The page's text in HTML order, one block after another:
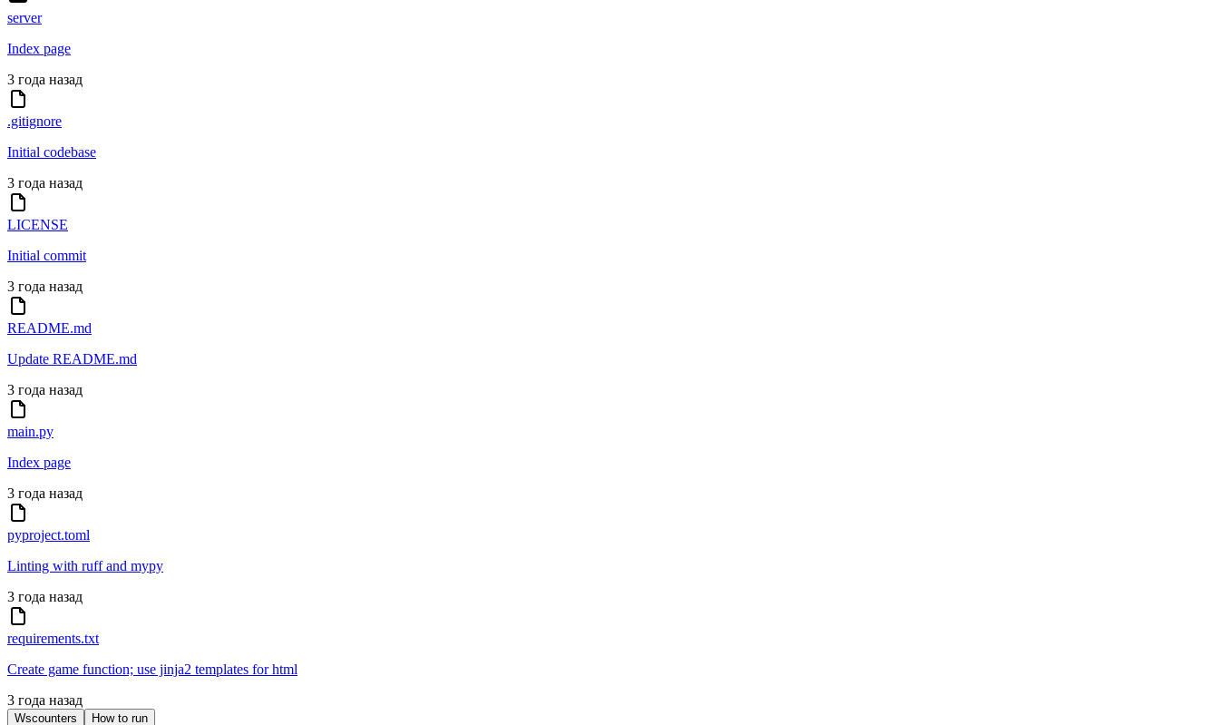
server
Index page
3 года назад
.gitignore
Initial codebase
3 года назад
LICENSE
Initial commit
3 года назад
README.md
Update README.md
3 года назад
main.py
Index page
3 года назад
pyproject.toml
Linting with ruff and mypy
3 года назад
requirements.txt
Create game function; use jinja2 templates for html
3 года назад
Wscounters How to run